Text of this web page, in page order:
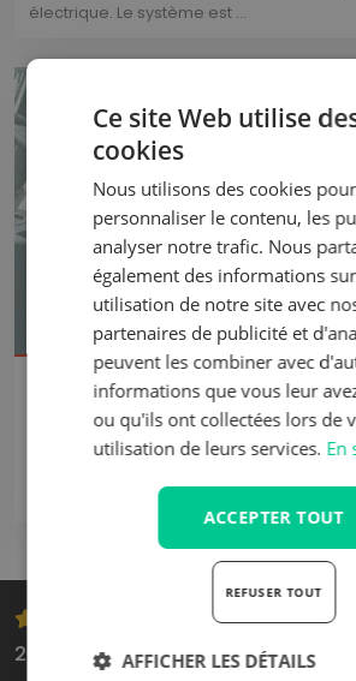
électrique. Le système est ...
PPS Duo
Lorsqu'il n'y a pas assez d'espace dans
un système de retenue sur le siège, le PPS
27 janvier 2026
Ce site Web utilise
cookies
Nous utilisons des cookies pour
personnaliser le contenu, les
analyser notre trafic. Nous
également des informations
utilisation de notre site avec
partenaires de publicité et
peuvent les combiner avec
informations que vous leur
ou qu'ils ont collectées lors de
utilisation de leurs services. En
ACCEPTER TOUT
REFUSER TOUT
AFFICHER LES DÉTAILS